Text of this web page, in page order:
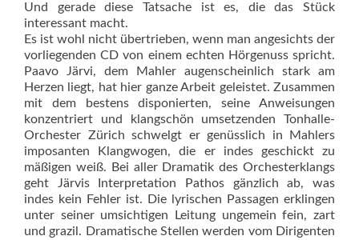
Und gerade diese Tatsache ist es, die das Stück
interessant macht.
Es ist wohl nicht übertrieben, wenn man angesichts der
vorliegenden CD von einem echten Hörgenuss spricht.
Paavo Järvi, dem Mahler augenscheinlich stark am
Herzen liegt, hat hier ganze Arbeit geleistet. Zusammen
mit dem bestens disponierten, seine Anweisungen
konzentriert und klangschön umsetzenden Tonhalle-
Orchester Zürich schwelgt er genüsslich in Mahlers
imposanten Klangwogen, die er indes geschickt zu
mäßigen weiß. Bei aller Dramatik des Orchesterklangs
geht Järvis Interpretation Pathos gänzlich ab, was
indes kein Fehler ist. Die lyrischen Passagen erklingen
unter seiner umsichtigen Leitung ungemein fein, zart
und grazil. Dramatische Stellen werden vom Dirigenten